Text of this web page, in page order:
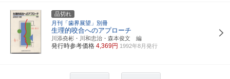
品切れ
月刊「歯界展望」別冊
生理的咬合へのアプローチ
川添堯彬・川和忠治・森本俊文 編
発行時参考価格 4,369円 1992年8月発行